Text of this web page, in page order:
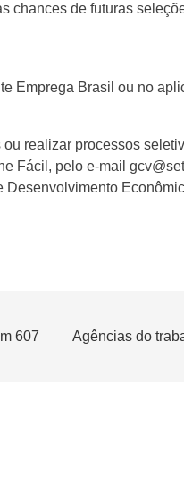
chances de futuras
Emprega Brasil ou no
realizar processos
Fácil, pelo e-mail
607
Agências do